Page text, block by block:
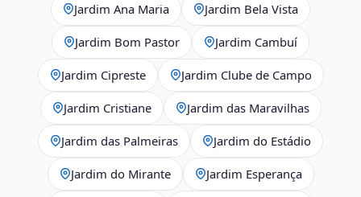
Jardim Ana Maria Jardim Bela Vista
Jardim Bom Pastor Jardim Cambuí
Jardim Cipreste Jardim Clube de Campo
Jardim Cristiane Jardim das Maravilhas
Jardim das Palmeiras Jardim do Estádio
Jardim do Mirante Jardim Esperança